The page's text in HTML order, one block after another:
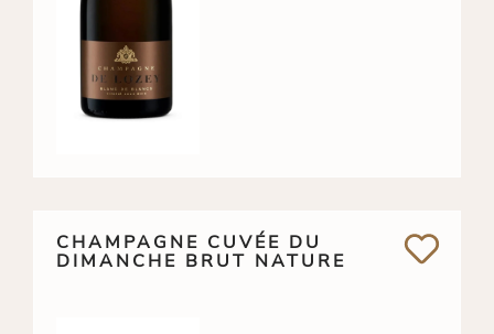
CHAMPAGNE CUVÉE DU
DIMANCHE BRUT NATURE